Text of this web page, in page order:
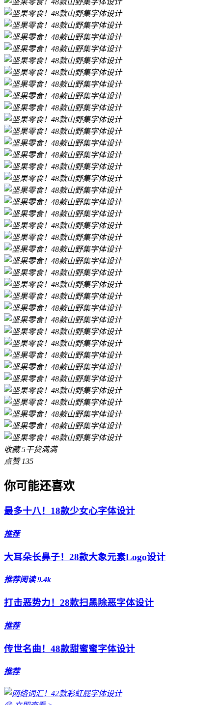
收藏 5干货满满
点赞 135
你可能还喜欢
最多十八！18款少女心字体设计
推荐
大耳朵长鼻子！28款大象元素Logo设计
推荐阅读 9.4k
打击恶势力！28款扫黑除恶字体设计
推荐
传世名曲！48款甜蜜蜜字体设计
推荐